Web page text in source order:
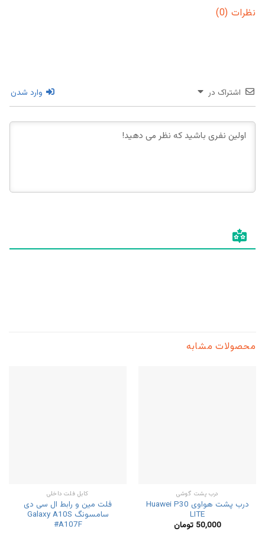
نظرات (0)
اشتراک در وارد شدن
محصولات مشابه
درب پشت گوشی
درب پشت هواوی Huawei P30
LITE
50,000 تومان
کابل فلت داخلی
فلت مین و رابط ال سی دی
سامسونگ Galaxy A10S
#A107F